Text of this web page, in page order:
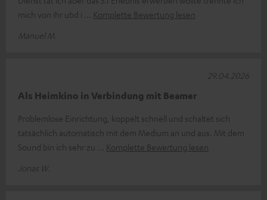
mich von ihr ubd i
Komplette Bewertung lesen
Manuel M.
Als Heimkino in Verbindung mit Beamer
Problemlose Einrichtung, koppelt schnell und schaltet sich
tatsächlich automatisch mit dem Medium an und aus. Mit dem
Sound bin ich sehr zu
Komplette Bewertung lesen
Jonas W.
29.04.2026